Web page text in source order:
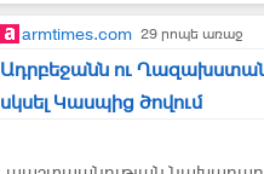
armtimes.com 29 րոպե առաջ
Ադրբեջանն ու
սկսել Կասպից ծովում